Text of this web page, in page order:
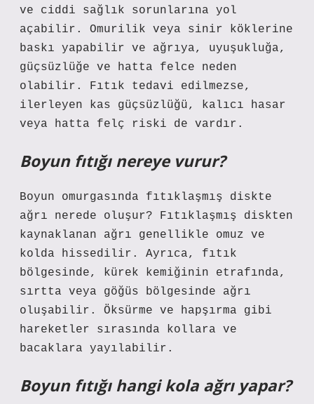
ve ciddi sağlık sorunlarına yol
açabilir. Omurilik veya sinir köklerine
baskı yapabilir ve ağrıya, uyuşukluğa,
güçsüzlüğe ve hatta felce neden
olabilir. Fıtık tedavi edilmezse,
ilerleyen kas güçsüzlüğü, kalıcı hasar
veya hatta felç riski de vardır.
Boyun fıtığı nereye vurur?
Boyun omurgasında fıtıklaşmış diskte
ağrı nerede oluşur? Fıtıklaşmış diskten
kaynaklanan ağrı genellikle omuz ve
kolda hissedilir. Ayrıca, fıtık
bölgesinde, kürek kemiğinin etrafında,
sırtta veya göğüs bölgesinde ağrı
oluşabilir. Öksürme ve hapşırma gibi
hareketler sırasında kollara ve
bacaklara yayılabilir.
Boyun fıtığı hangi kola ağrı yapar?